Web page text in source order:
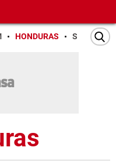
HONDURAS SAN PEDRO